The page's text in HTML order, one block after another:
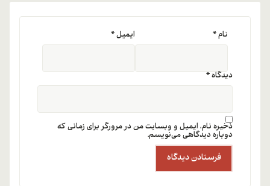
دیدگاه*
نام* ایمیل*
ذخیره نام، ایمیل و وبسایت من در مرورگر برای زمانی که
دوباره دیدگاهی می‌نویسم.